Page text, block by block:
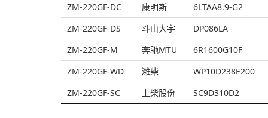
ZM-220GF-DC 康明斯
6LTAA8.9-G2
ZM-220GF-DS
斗山大宇
DP086LA
ZM-220GF-M
奔驰MTU
6R1600G10F
ZM-220GF-WD
潍柴
WP10D238E200
ZM-220GF-SC
上柴股份 SC9D310D2